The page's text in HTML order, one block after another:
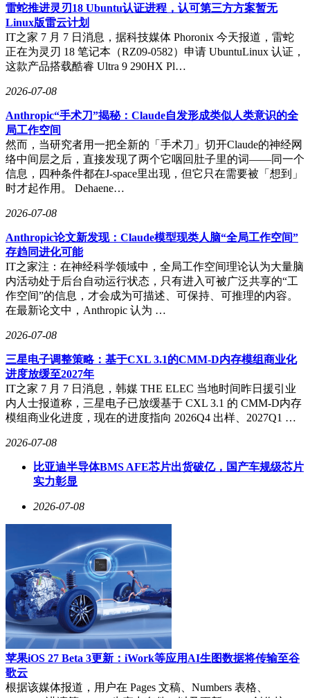
的又一步。
雷蛇推进灵刃18 Ubuntu认证进程，认可第三方方案暂无
Linux版雷云计划
IT之家 7 月 7 日消息，据科技媒体 Phoronix 今天报道，雷蛇
正在为灵刃 18 笔记本（RZ09-0582）申请 UbuntuLinux 认证，
这款产品搭载酷睿 Ultra 9 290HX Pl…
2026-07-08
Anthropic“手术刀”揭秘：Claude自发形成类似人类意识的全
局工作空间
然而，当研究者用一把全新的「手术刀」切开Claude的神经网
络中间层之后，直接发现了两个它咽回肚子里的词——同一个
信息，四种条件都在J-space里出现，但它只在需要被「想到」
时才起作用。 Dehaene…
2026-07-08
Anthropic论文新发现：Claude模型现类人脑“全局工作空间”
存趋同进化可能
IT之家注：在神经科学领域中，全局工作空间理论认为大量脑
内活动处于后台自动运行状态，只有进入可被广泛共享的“工
作空间”的信息，才会成为可描述、可保持、可推理的内容。
在最新论文中，Anthropic 认为 …
2026-07-08
三星电子调整策略：基于CXL 3.1的CMM-D内存模组商业化
进度放缓至2027年
IT之家 7 月 7 日消息，韩媒 THE ELEC 当地时间昨日援引业
内人士报道称，三星电子已放缓基于 CXL 3.1 的 CMM-D内存
模组商业化进度，现在的进度指向 2026Q4 出样、2027Q1 …
2026-07-08
比亚迪半导体BMS AFE芯片出货破亿，国产车规级芯片
实力彰显
2026-07-08
苹果iOS 27 Beta 3更新：iWork等应用AI生图数据将传输至谷
歌云
根据该媒体报道，用户在 Pages 文稿、Numbers 表格、